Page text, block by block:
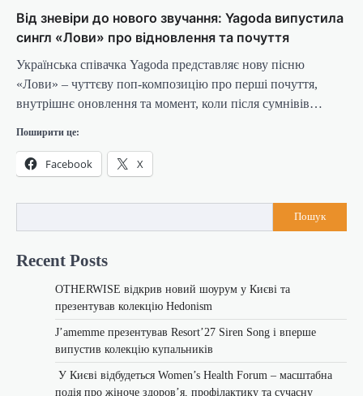
Від зневіри до нового звучання: Yagoda випустила
сингл «Лови» про відновлення та почуття
Українська співачка Yagoda представляє нову пісню
«Лови» – чуттєву поп-композицію про перші почуття,
внутрішнє оновлення та момент, коли після сумнівів…
Поширити це:
Facebook X
Пошук
Recent Posts
OTHERWISE відкрив новий шоурум у Києві та
презентував колекцію Hedonism
J’amemme презентував Resort’27 Siren Song і вперше
випустив колекцію купальників
У Києві відбудеться Women’s Health Forum – масштабна
подія про жіноче здоров’я, профілактику та сучасну